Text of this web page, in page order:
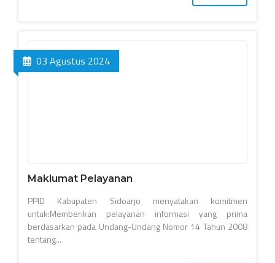
03 Agustus 2024
Maklumat Pelayanan
PPID Kabupaten Sidoarjo menyatakan komitmen
untuk:Memberikan pelayanan informasi yang prima
berdasarkan pada Undang-Undang Nomor 14 Tahun 2008
tentang...